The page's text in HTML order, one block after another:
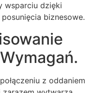
wsparciu dzięki
biznesowe.
z oddaniem